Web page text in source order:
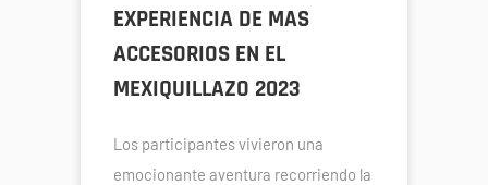
EXPERIENCIA DE MAS
ACCESORIOS EN EL
MEXIQUILLAZO 2023
Los participantes vivieron una
emocionante aventura recorriendo la